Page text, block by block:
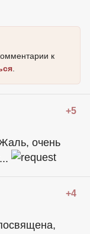
к
+5
очень
+4